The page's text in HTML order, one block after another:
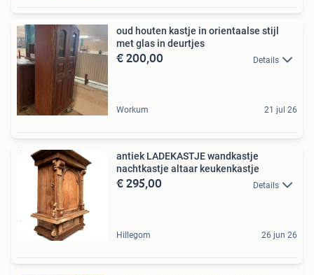
oud houten kastje in orientaalse stijl
met glas in deurtjes
€ 200,00 Details
Workum 21 jul 26
antiek LADEKASTJE wandkastje
nachtkastje altaar keukenkastje
€ 295,00 Details
Hillegom 26 jun 26